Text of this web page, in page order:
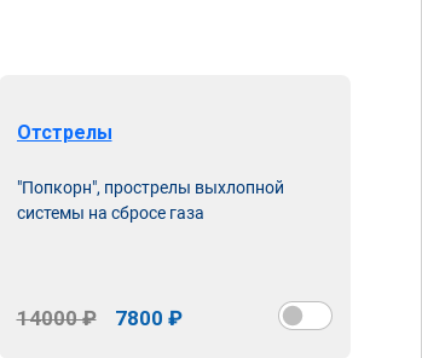
Отстрелы
"Попкорн", прострелы выхлопной
системы на сбросе газа
14000 ₽ 7800 ₽